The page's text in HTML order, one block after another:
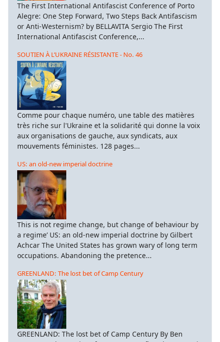
The First International Antifascist Conference of Porto
Alegre: One Step Forward, Two Steps Back Antifascism
or Anti-Westernism? by BELLAVITA Sergio The First
International Antifascist Conference,...
SOUTIEN À L’UKRAINE RÉSISTANTE - No. 46
Comme pour chaque numéro, une table des matières
très riche sur l'Ukraine et la solidarité qui donne la voix
aux organisations de gauche, aux syndicats, aux
mouvements féministes. 128 pages...
US: an old-new imperial doctrine
This is not regime change, but change of behaviour by
a regime’ US: an old-new imperial doctrine by Gilbert
Achcar The United States has grown wary of long term
occupations. Abandoning the pretence...
GREENLAND: The lost bet of Camp Century
GREENLAND: The lost bet of Camp Century By Ben